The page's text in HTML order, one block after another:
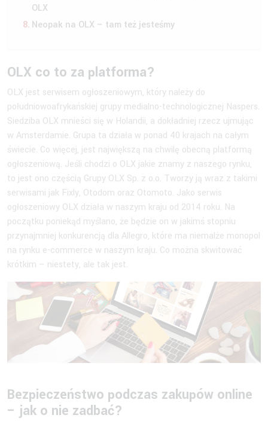
OLX
Neopak na OLX – tam też jesteśmy
OLX co to za platforma?
OLX jest serwisem ogłoszeniowym, który należy do
południowoafrykańskiej grupy medialno-technologicznej Naspers.
Siedziba OLX mnieści się w Holandii, a dokładniej rzecz ujmując
w Amsterdamie. Grupa ta działa w ponad 40 krajach na całym
świecie. Co więcej, jest największą na chwilę obecną platformą
ogłoszeniową. Jeśli chodzi o OLX jakie znamy z naszego rynku,
to jest ono częścią Grupy OLX Sp. z o.o. Tworzy ją wraz z takimi
serwisami jak Fixly, Otodom oraz Otomoto. Jako serwis
ogłoszeniowy OLX działa w naszym kraju od 2014 roku. Na
początku poniekąd myślano, że będzie on w jakimś stopniu
przynajmniej konkurencją dla Allegro, które ma niemalże monopol
na rynku e-commerce w naszym kraju. Co można skwitować
krótkim – niestety, ale tak jest.
Bezpieczeństwo podczas zakupów online
– jak o nie zadbać?